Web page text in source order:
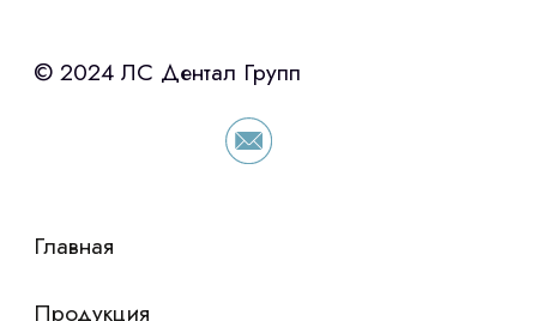
«Уралпромлизинг» подберем выгодные
условия по лизингу оборудования,
просто оставьте контакты чтобы мы
сориентировали по условиям